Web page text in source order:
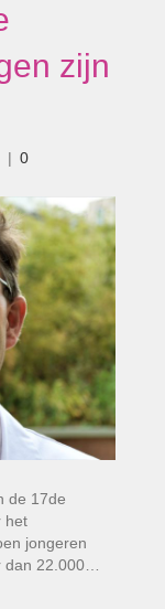
zijn
| 0
de 17de
het
jongeren
22.000…